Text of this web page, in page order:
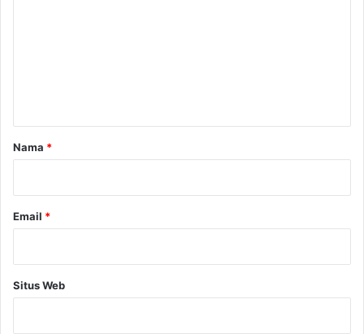
r
Nama *
Email *
Situs Web